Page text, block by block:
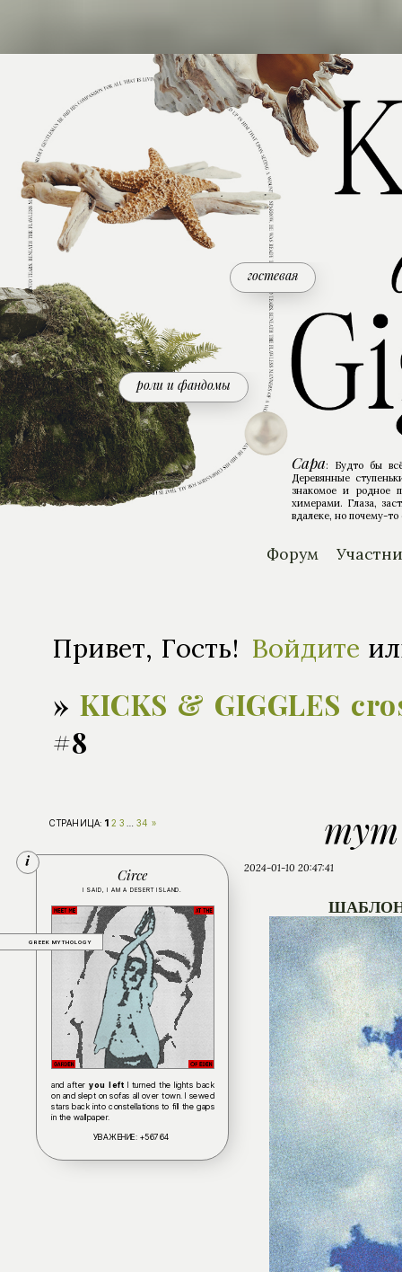
Сара: Будто бы
Деревянные
знакомое и родное
химерами. Глаза,
вдалеке, но почему-то
роли и фандомы
гостевая
Форум
Привет, Гость! Войдите
»KICKS & GIGGLES
#8
тут
СТРАНИЦА: 1 2 3 34 »
2024-01-10 20:47:41
Circe
GREEK MYTHOLOGY
I SAID, I AM A DESERT ISLAND.
and afteryou left I turned the lights back
on and slept on sofas all over town. I sewed
stars back into constellations to fill the gaps
in the wallpaper.
УВАЖЕНИЕ: +56764